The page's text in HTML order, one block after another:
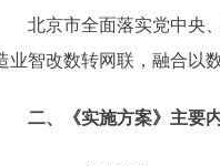
北京市全面落实党中央、
业智改数转网联，融合以
二、《实施方案》主要